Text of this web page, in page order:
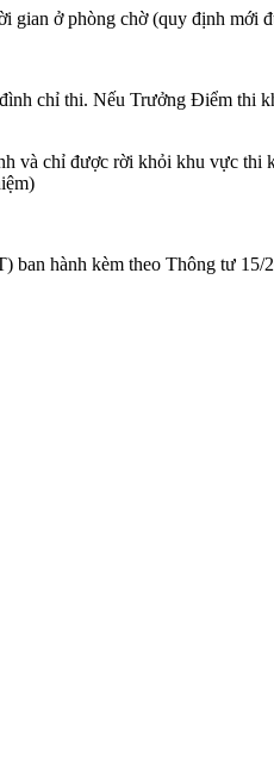
gian ở phòng chờ (quy định mới
chỉ thi. Nếu Trưởng Điểm thi
và chỉ được rời khỏi khu vực thi
hành kèm theo Thông tư